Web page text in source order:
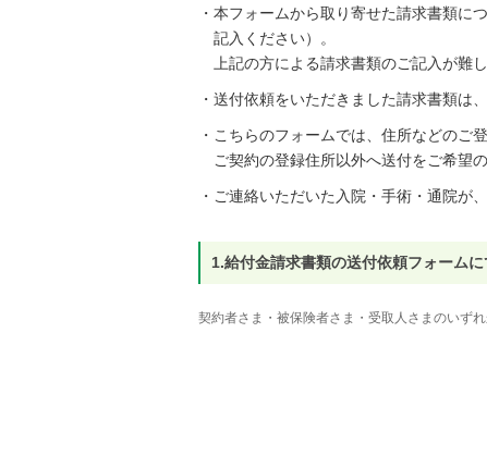
・本フォームから取り寄せた請求書類に
記入ください）。
上記の方による請求書類のご記入が難
・送付依頼をいただきました請求書類は
・こちらのフォームでは、住所などのご
ご契約の登録住所以外へ送付をご希望
・ご連絡いただいた入院・手術・通院が
1.給付金請求書類の送付依頼フォーム
契約者さま・被保険者さま・受取人さまのいず